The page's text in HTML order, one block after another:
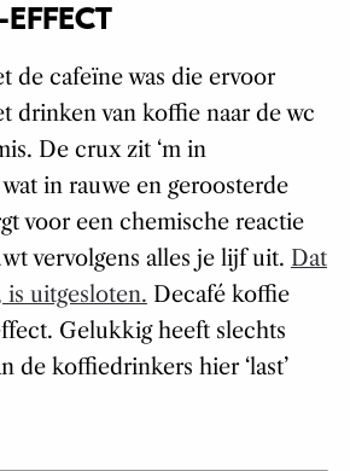
de cafeïne was die ervoor
drinken van koffie naar de wc
De crux zit ‘m in
in rauwe en geroosterde
voor een chemische reactie
vervolgens alles je lijf uit. Dat
is uitgesloten. Decafé koffie
Gelukkig heeft slechts
de koffiedrinkers hier ‘last’